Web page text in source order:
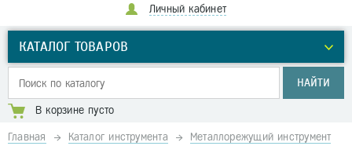
Личный кабинет
КАТАЛОГ ТОВАРОВ
НАЙТИ
В корзине пусто
Главная Каталог инструмента
Металлорежущий инструмент